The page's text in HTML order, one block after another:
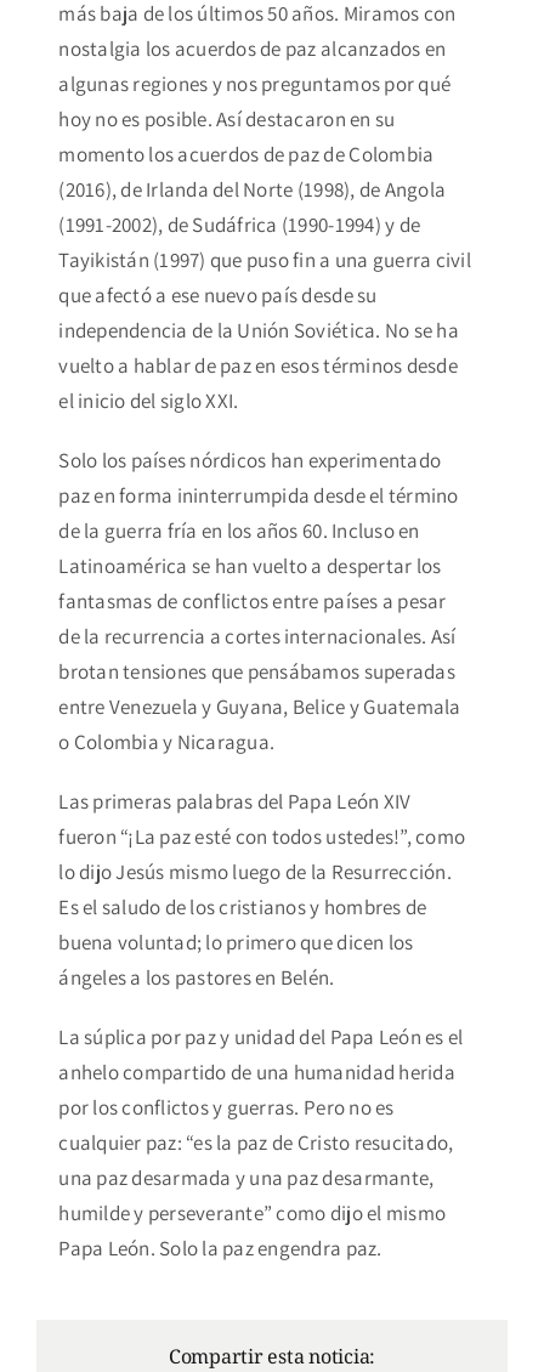
más baja de los últimos 50 años. Miramos con
nostalgia los acuerdos de paz alcanzados en
algunas regiones y nos preguntamos por qué
hoy no es posible. Así destacaron en su
momento los acuerdos de paz de Colombia
(2016), de Irlanda del Norte (1998), de Angola
(1991-2002), de Sudáfrica (1990-1994) y de
Tayikistán (1997) que puso fin a una guerra civil
que afectó a ese nuevo país desde su
independencia de la Unión Soviética. No se ha
vuelto a hablar de paz en esos términos desde
el inicio del siglo XXI.
Solo los países nórdicos han experimentado
paz en forma ininterrumpida desde el término
de la guerra fría en los años 60. Incluso en
Latinoamérica se han vuelto a despertar los
fantasmas de conflictos entre países a pesar
de la recurrencia a cortes internacionales. Así
brotan tensiones que pensábamos superadas
entre Venezuela y Guyana, Belice y Guatemala
o Colombia y Nicaragua.
Las primeras palabras del Papa León XIV
fueron “¡La paz esté con todos ustedes!”, como
lo dijo Jesús mismo luego de la Resurrección.
Es el saludo de los cristianos y hombres de
buena voluntad; lo primero que dicen los
ángeles a los pastores en Belén.
La súplica por paz y unidad del Papa León es el
anhelo compartido de una humanidad herida
por los conflictos y guerras. Pero no es
cualquier paz: “es la paz de Cristo resucitado,
una paz desarmada y una paz desarmante,
humilde y perseverante” como dijo el mismo
Papa León. Solo la paz engendra paz.
Compartir esta noticia: